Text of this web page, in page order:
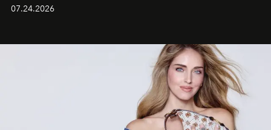
unsurlarından biri olarak öne çıkıyor.
07.24.2026